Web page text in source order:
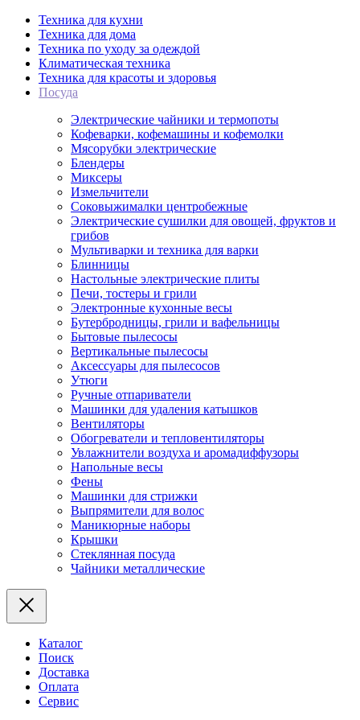
Техника для кухни
Техника для дома
Техника по уходу за одеждой
Климатическая техника
Техника для красоты и здоровья
Посуда
Электрические чайники и термопоты
Кофеварки, кофемашины и кофемолки
Мясорубки электрические
Блендеры
Миксеры
Измельчители
Соковыжималки центробежные
Электрические сушилки для овощей, фруктов и
грибов
Мультиварки и техника для варки
Блинницы
Настольные электрические плиты
Печи, тостеры и грили
Электронные кухонные весы
Бутербродницы, грили и вафельницы
Бытовые пылесосы
Вертикальные пылесосы
Аксессуары для пылесосов
Утюги
Ручные отпариватели
Машинки для удаления катышков
Вентиляторы
Обогреватели и тепловентиляторы
Увлажнители воздуха и аромадиффузоры
Напольные весы
Фены
Машинки для стрижки
Выпрямители для волос
Маникюрные наборы
Крышки
Стеклянная посуда
Чайники металлические
Каталог
Поиск
Доставка
Оплата
Сервис